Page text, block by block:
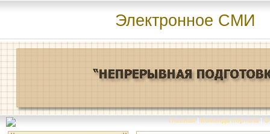
Электронное СМИ
Главная | Команда портала | О